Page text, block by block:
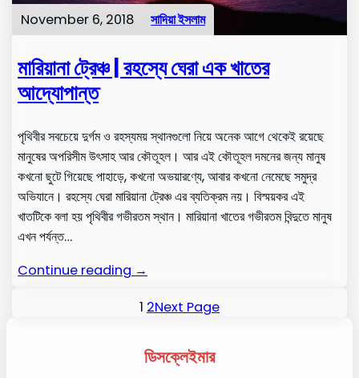
November 6, 2018 সাদিয়া ইসলাম
মারিয়ানা ট্রেঞ্চ | রহস্যে ঘেরা এক খাতের
আদ্যোপান্ত
পৃথিবীর সবচেয়ে দুর্গম ও রহস্যময় স্থানগুলো নিয়ে অনেক আগে থেকেই রয়েছে
মানুষের অপরিসীম উৎসাহ আর কৌতূহল। আর এই কৌতূহল দমনের জন্য মানুষ
কখনো ছুটে গিয়েছে পাহাড়ে, কখনো অভয়ারণ্যে, আবার কখনো নেমেছে সমুদ্র
অভিযানে। রহস্যে ঘেরা মারিয়ানা ট্রেঞ্চ এর ব্যতিক্রম নয়। বিস্ময়কর এই
খাতটিকে বলা হয় পৃথিবীর গভীরতম স্থান। মারিয়ানা খাতের গভীরতম বিন্দুতে মানুষ
এখন পর্যন্ত…
Continue reading →
1 2Next Page
ডিসক্লেইমার